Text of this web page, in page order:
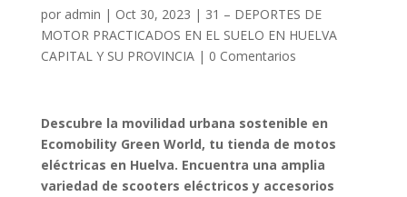
por admin | Oct 30, 2023 | 31 – DEPORTES DE
MOTOR PRACTICADOS EN EL SUELO EN HUELVA
CAPITAL Y SU PROVINCIA| 0 Comentarios
Descubre la movilidad urbana sostenible en
Ecomobility Green World, tu tienda de motos
eléctricas en Huelva. Encuentra una amplia
variedad de scooters eléctricos y accesorios